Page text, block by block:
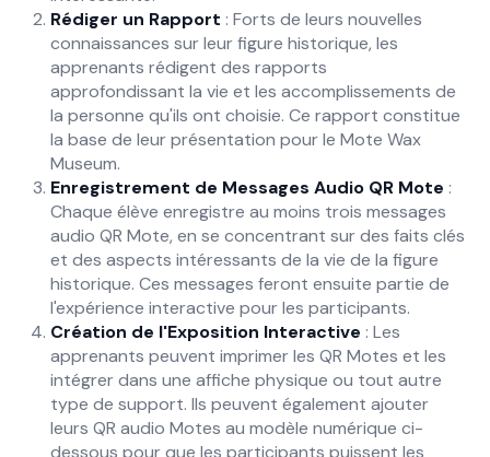
Rédiger un Rapport : Forts de leurs nouvelles
connaissances sur leur figure historique, les
apprenants rédigent des rapports
approfondissant la vie et les accomplissements de
la personne qu'ils ont choisie. Ce rapport constitue
la base de leur présentation pour le Mote Wax
Museum.
Enregistrement de Messages Audio QR Mote :
Chaque élève enregistre au moins trois messages
audio QR Mote, en se concentrant sur des faits clés
et des aspects intéressants de la vie de la figure
historique. Ces messages feront ensuite partie de
l'expérience interactive pour les participants.
Création de l'Exposition Interactive : Les
apprenants peuvent imprimer les QR Motes et les
intégrer dans une affiche physique ou tout autre
type de support. Ils peuvent également ajouter
leurs QR audio Motes au modèle numérique ci-
dessous pour que les participants puissent les